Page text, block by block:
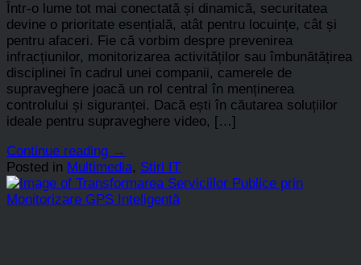
Într-o lume tot mai conectată și dinamică, securitatea
devine o prioritate esențială, atât pentru locuințe, cât și
pentru afaceri. Fie că vorbim despre prevenirea
infracțiunilor, monitorizarea activităților sau îmbunătățirea
disciplinei în cadrul unei companii, camerele de
supraveghere joacă un rol central în menținerea
controlului și siguranței. Dacă ești în căutarea soluțiilor
ideale pentru supraveghere video, […]
Continue reading →
Posted in Multimedia, Stiri IT